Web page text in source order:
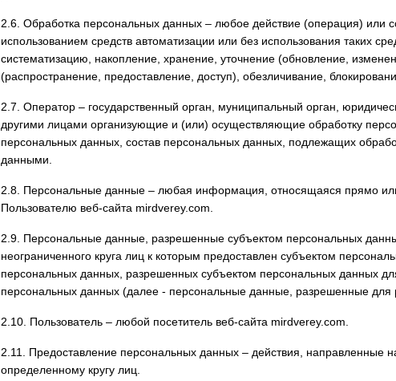
2.6. Обработка персональных данных – любое действие (операция) или
использованием средств автоматизации или без использования таких
систематизацию, накопление, хранение, уточнение (обновление,
(распространение, предоставление, доступ), обезличивание,
2.7. Оператор – государственный орган, муниципальный орган,
другими лицами организующие и (или) осуществляющие обработку
персональных данных, состав персональных данных, подлежащих
данными.
2.8. Персональные данные – любая информация, относящаяся прямо
Пользователю веб-сайта mirdverey.com.
2.9. Персональные данные, разрешенные субъектом персональных
неограниченного круга лиц к которым предоставлен субъектом
персональных данных, разрешенных субъектом персональных данных
персональных данных (далее - персональные данные, разрешенные для
2.10. Пользователь – любой посетитель веб-сайта mirdverey.com.
2.11. Предоставление персональных данных – действия, направленные
определенному кругу лиц.